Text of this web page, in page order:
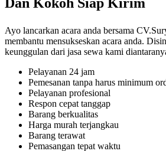
Ayo lancarkan acara anda bersama
membantu mensukseskan acara anda.
keunggulan dari jasa sewa kami
Pelayanan 24 jam
Pemesanan tanpa harus minimum
Pelayanan profesional
Respon cepat tanggap
Barang berkualitas
Harga murah terjangkau
Barang terawat
Pemasangan tepat waktu